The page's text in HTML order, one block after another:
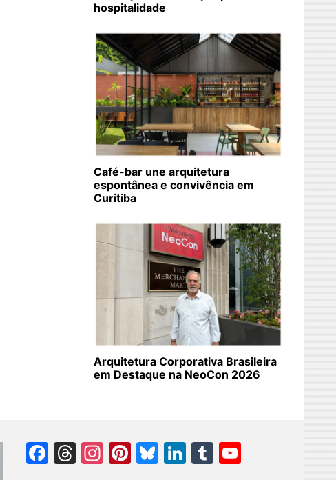
hospitalidade
Café-bar une arquitetura
espontânea e convivência em
Curitiba
Arquitetura Corporativa Brasileira
em Destaque na NeoCon 2026
Facebook
Threads
Instagram
Pinterest
Bluesky
LinkedIn
Tumblr